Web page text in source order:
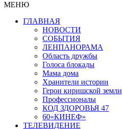
МЕНЮ
ГЛАВНАЯ
НОВОСТИ
СОБЫТИЯ
ЛЕНПАНОРАМА
Область дружбы
Голоса блокады
Мама дома
Хранители истории
Герои киришской земли
Профессионалы
КОД ЗДОРОВЬЯ 47
60«КИНЕФ»
ТЕЛЕВИДЕНИЕ